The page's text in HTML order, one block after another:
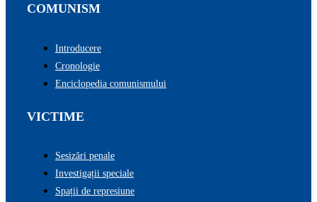
COMUNISM
Introducere
Cronologie
Enciclopedia comunismului
VICTIME
Sesizări penale
Investigații speciale
Spații de represiune